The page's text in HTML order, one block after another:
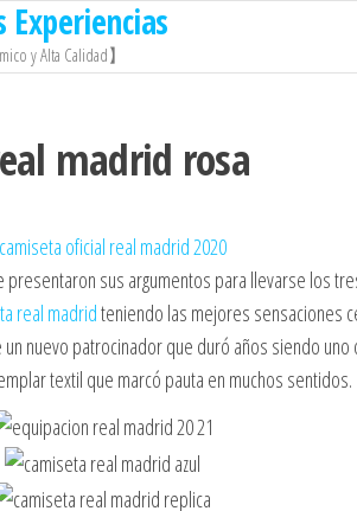
y Alta Calidad】
madrid rosa
presentaron sus argumentos para llevarse los
real madridteniendo las mejores sensaciones
nuevo patrocinador que duró años siendo
textil que marcó pauta en muchos sentidos.